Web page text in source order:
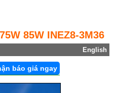
85W INEZ8-3M36
English
báo giá ngay